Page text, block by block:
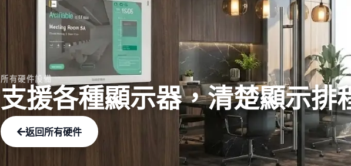
所有硬件設備
支援各種顯示器，清楚顯示排
返回所有硬件